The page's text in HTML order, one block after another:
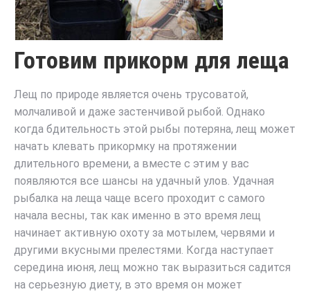
Готовим прикорм для леща
Лещ по природе является очень трусоватой,
молчаливой и даже застенчивой рыбой. Однако
когда бдительность этой рыбы потеряна, лещ может
начать клевать прикормку на протяжении
длительного времени, а вместе с этим у вас
появляются все шансы на удачный улов. Удачная
рыбалка на леща чаще всего проходит с самого
начала весны, так как именно в это время лещ
начинает активную охоту за мотылем, червями и
другими вкусными прелестями. Когда наступает
середина июня, лещ можно так выразиться садится
на серьезную диету, в это время он может